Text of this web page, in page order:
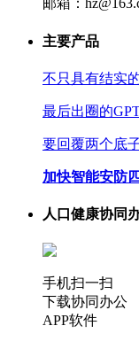
邮箱：
主要产品
不只具有结实
最后出圈的
要回覆两个底
加快智能安防
人口健康协同
手机扫一扫
下载协同办公
APP软件